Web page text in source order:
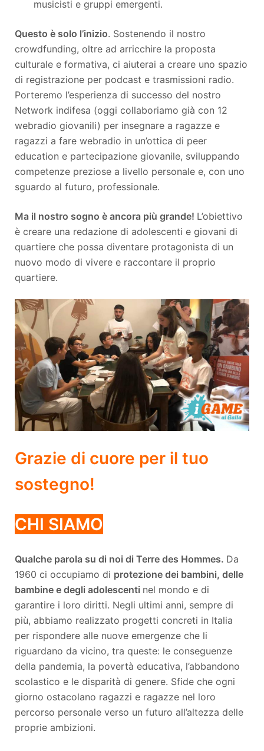
musicisti e gruppi emergenti.
Questo è solo l’inizio. Sostenendo il nostro
crowdfunding, oltre ad arricchire la proposta
culturale e formativa, ci aiuterai a creare uno spazio
di registrazione per podcast e trasmissioni radio.
Porteremo l’esperienza di successo del nostro
Network indifesa (oggi collaboriamo già con 12
webradio giovanili) per insegnare a ragazze e
ragazzi a fare webradio in un’ottica di peer
education e partecipazione giovanile, sviluppando
competenze preziose a livello personale e, con uno
sguardo al futuro, professionale.
Ma il nostro sogno è ancora più grande! L’obiettivo
è creare una redazione di adolescenti e giovani di
quartiere che possa diventare protagonista di un
nuovo modo di vivere e raccontare il proprio
quartiere.
Grazie di cuore per il tuo
sostegno!
CHI SIAMO
Qualche parola su di noi di Terre des Hommes. Da
1960 ci occupiamo di protezione dei bambini, delle
bambine e degli adolescenti nel mondo e di
garantire i loro diritti. Negli ultimi anni, sempre di
più, abbiamo realizzato progetti concreti in Italia
per rispondere alle nuove emergenze che li
riguardano da vicino, tra queste: le conseguenze
della pandemia, la povertà educativa, l’abbandono
scolastico e le disparità di genere. Sfide che ogni
giorno ostacolano ragazzi e ragazze nel loro
percorso personale verso un futuro all’altezza delle
proprie ambizioni.